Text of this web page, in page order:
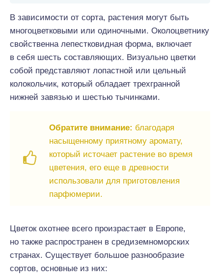
В зависимости от сорта, растения могут быть
многоцветковыми или одиночными. Околоцветнику
свойственна лепестковидная форма, включает
в себя шесть составляющих. Визуально цветки
собой представляют лопастной или цельный
колокольчик, который обладает трехгранной
нижней завязью и шестью тычинками.
Обратите внимание: благодаря
насыщенному приятному аромату,
который источает растение во время
цветения, его еще в древности
использовали для приготовления
парфюмерии.
Цветок охотнее всего произрастает в Европе,
но также распространен в средиземноморских
странах. Существует большое разнообразие
сортов, основные из них: